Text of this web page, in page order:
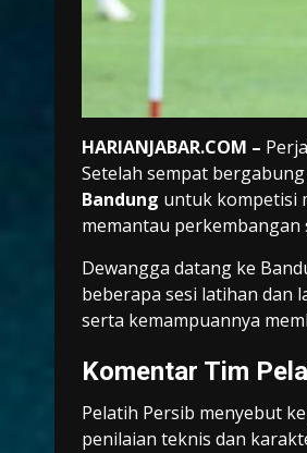
HARIANJABAR.COM –
Setelah sempat
Bandung untuk kompetisi
memantau perkembangan
Dewangga datang ke
beberapa sesi latihan dan
serta kemampuannya
Komentar Tim
Pelatih Persib menyebut
penilaian teknis dan